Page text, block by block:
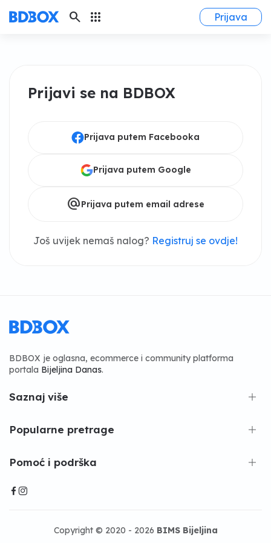
search apps Prijava
Prijavi se na BDBOX
Prijava putem Facebooka
Prijava putem Google
alternate_emailPrijava putem email adrese
Još uvijek nemaš nalog? Registruj se ovdje!
BDBOX je oglasna, ecommerce i community platforma
portala Bijeljina Danas.
Saznaj više
Popularne pretrage
Pomoć i podrška
Copyright © 2020 - 2026 BIMS Bijeljina